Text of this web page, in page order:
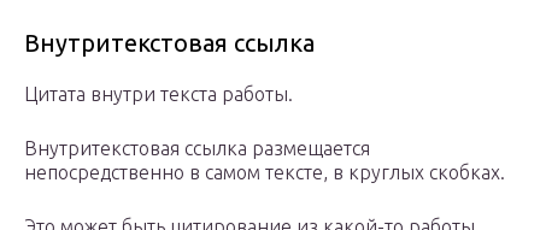
Внутритекстовая ссылка
Цитата внутри текста работы.
Внутритекстовая ссылка размещается
непосредственно в самом тексте, в круглых скобках.